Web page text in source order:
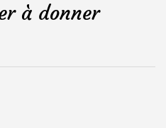
à donner